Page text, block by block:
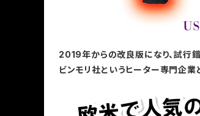
2019年からの改良版になり、試行錯
ビンモリ社というヒーター専門企業